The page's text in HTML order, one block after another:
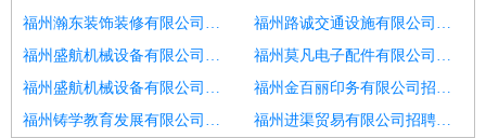
福州瀚东装饰装修有限公司招聘培训专员
福州路诚交通设施有限公司招聘培训专员
福州盛航机械设备有限公司招聘培训专员
福州莫凡电子配件有限公司招聘培训
福州盛航机械设备有限公司招聘培训专员
福州金百丽印务有限公司招聘技能培训主管
福州铸学教育发展有限公司招聘培训经理
福州进渠贸易有限公司招聘培训专员助理培训师